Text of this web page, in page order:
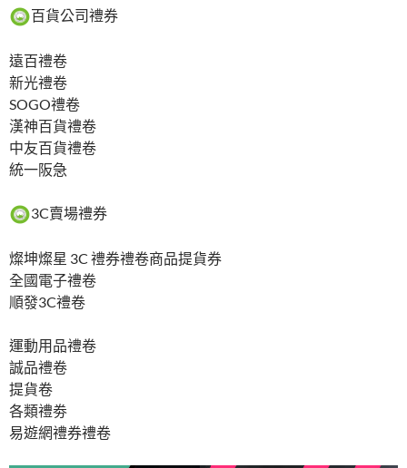
百貨公司禮券
遠百禮卷
新光禮卷
SOGO禮卷
漢神百貨禮卷
中友百貨禮卷
統一阪急
3C賣場禮券
燦坤燦星 3C 禮券禮卷商品提貨券
全國電子禮卷
順發3C禮卷
運動用品禮卷
誠品禮卷
提貨卷
各類禮劵
易遊網禮券禮卷